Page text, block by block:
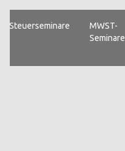
Steuerseminare
MWST-
Seminare